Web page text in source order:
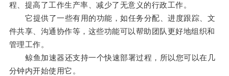
程、提高了工作生产率、减少了无意义的行政工作。
它提供了一些有用的功能，如任务分配、进度跟踪、文
件共享、沟通协作等，这些功能可以帮助团队更好地组织和
管理工作。
鲸鱼加速器还支持一个快速部署过程，所以您可以在几
分钟内开始使用它。